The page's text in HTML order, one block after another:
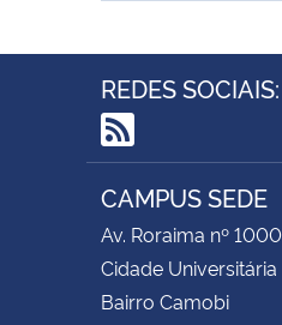
REDES SOCIAIS:
RSS
CAMPUS SEDE
Av. Roraima nº 1000
Cidade Universitária
Bairro Camobi